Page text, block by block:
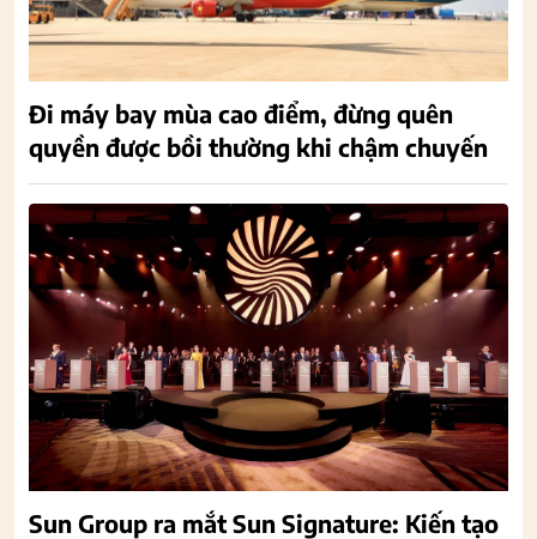
Đi máy bay mùa cao điểm, đừng quên
quyền được bồi thường khi chậm chuyến
Sun Group ra mắt Sun Signature: Kiến tạo